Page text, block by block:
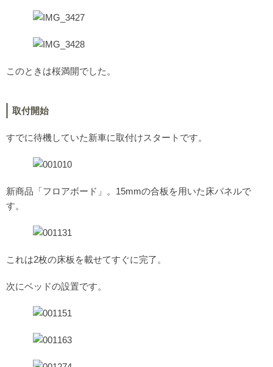
このときは桜満開でした。
取付開始
すでに待機していた新車に取付けスタートです。
新商品「フロアボード」。15mmの合板を用いた床パネルで
す。
これは2枚の床板を載せてすぐに完了。
次にベッドの設置です。